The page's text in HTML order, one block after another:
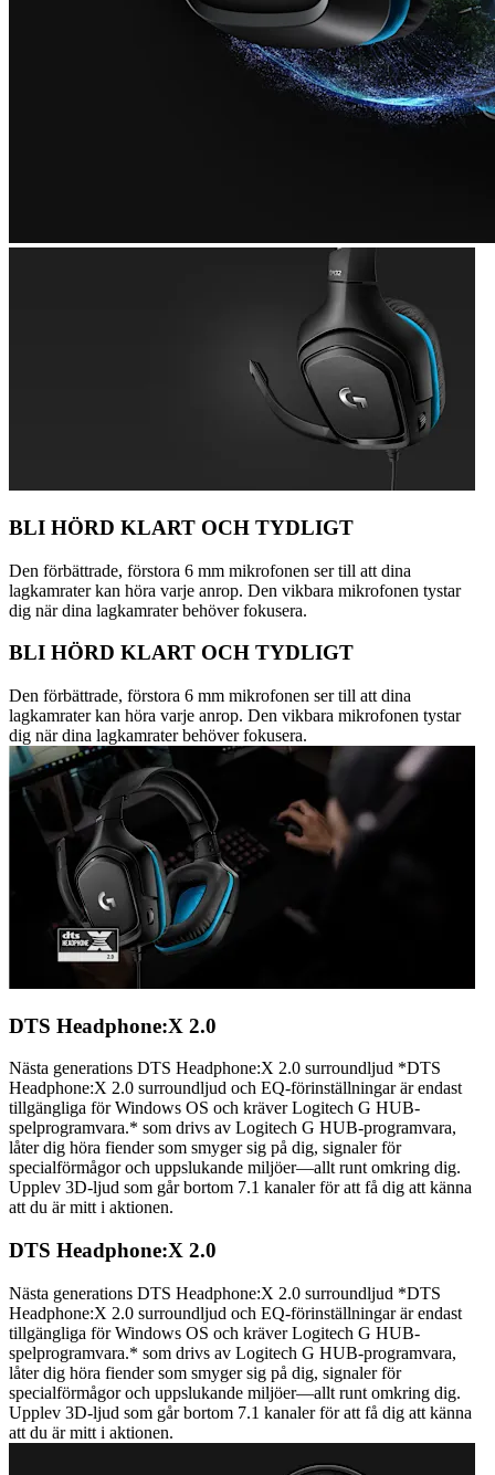
BLI HÖRD KLART OCH TYDLIGT
Den förbättrade, förstora 6 mm mikrofonen ser till att dina
lagkamrater kan höra varje anrop. Den vikbara mikrofonen tystar
dig när dina lagkamrater behöver fokusera.
BLI HÖRD KLART OCH TYDLIGT
Den förbättrade, förstora 6 mm mikrofonen ser till att dina
lagkamrater kan höra varje anrop. Den vikbara mikrofonen tystar
dig när dina lagkamrater behöver fokusera.
DTS Headphone:X 2.0
Nästa generations DTS Headphone:X 2.0 surroundljud *DTS
Headphone:X 2.0 surroundljud och EQ-förinställningar är endast
tillgängliga för Windows OS och kräver Logitech G HUB-
spelprogramvara.* som drivs av Logitech G HUB-programvara,
låter dig höra fiender som smyger sig på dig, signaler för
specialförmågor och uppslukande miljöer—allt runt omkring dig.
Upplev 3D-ljud som går bortom 7.1 kanaler för att få dig att känna
att du är mitt i aktionen.
DTS Headphone:X 2.0
Nästa generations DTS Headphone:X 2.0 surroundljud *DTS
Headphone:X 2.0 surroundljud och EQ-förinställningar är endast
tillgängliga för Windows OS och kräver Logitech G HUB-
spelprogramvara.* som drivs av Logitech G HUB-programvara,
låter dig höra fiender som smyger sig på dig, signaler för
specialförmågor och uppslukande miljöer—allt runt omkring dig.
Upplev 3D-ljud som går bortom 7.1 kanaler för att få dig att känna
att du är mitt i aktionen.